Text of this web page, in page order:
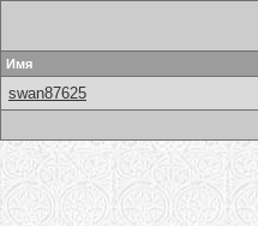
Имя
swan87625